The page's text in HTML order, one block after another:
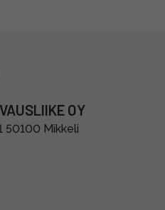
OY
50100 Mikkeli